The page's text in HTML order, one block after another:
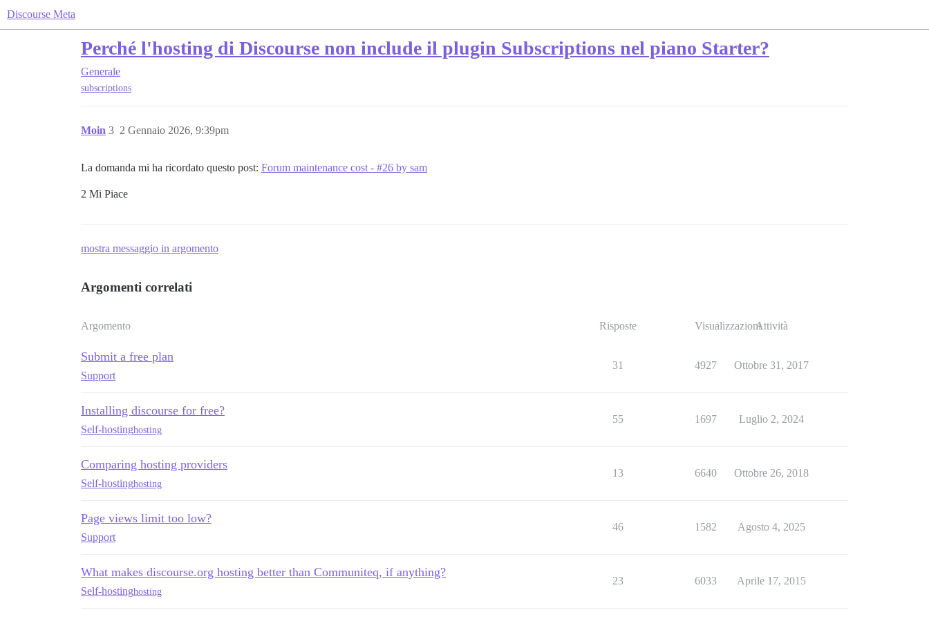
Discourse Meta
Perché l'hosting di Discourse non include il plugin Subscriptions nel piano Starter?
Generale
subscriptions
Moin 2 Gennaio 2026, 9:39pm
3
La domanda mi ha ricordato questo post: Forum maintenance cost - #26 by sam
2 Mi Piace
mostra messaggio in argomento
Argomenti correlati
Argomento Risposte VisualizzazioniAttività
Submit a free plan
Support
31 4927 Ottobre 31, 2017
Installing discourse for free?
Self-hostinghosting
55 1697 Luglio 2, 2024
Comparing hosting providers
Self-hostinghosting
13 6640 Ottobre 26, 2018
Page views limit too low?
Support
46 1582 Agosto 4, 2025
What makes discourse.org hosting better than Communiteq, if anything?
Self-hostinghosting
23 6033 Aprile 17, 2015